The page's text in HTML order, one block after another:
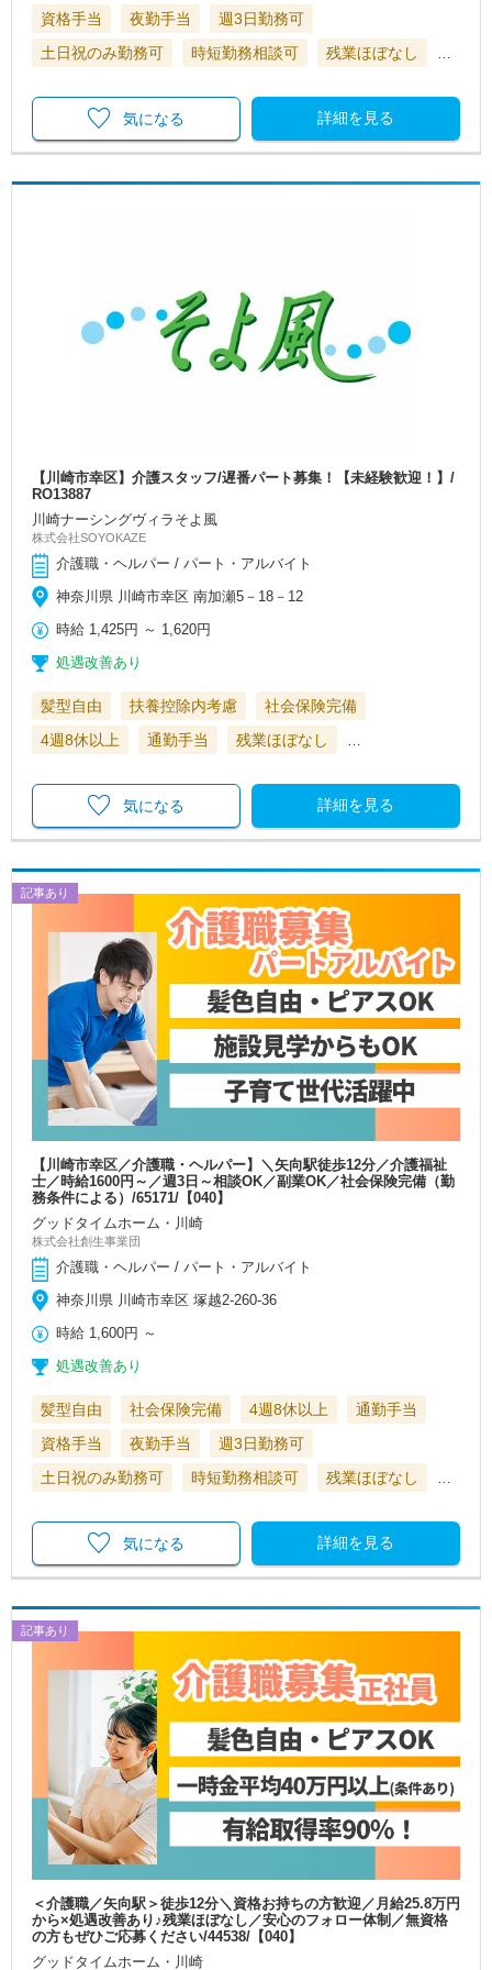
資格手当 夜勤手当
週3日勤務可
土日祝のみ勤務可
時短勤務相談可 残業ほぼなし …
詳細を見る
気になる
【川崎市幸区】介護スタッフ/遅番パート募集！【未経験歓迎！】/
RO13887
川崎ナーシングヴィラそよ風
株式会社SOYOKAZE
介護職・ヘルパー / パート・アルバイト
神奈川県 川崎市幸区 南加瀬5－18－12
時給 1,425円 ～ 1,620円
処遇改善あり
髪型自由 扶養控除内考慮
社会保険完備
4週8休以上
通勤手当 残業ほぼなし …
詳細を見る
気になる
記事あり
【川崎市幸区／介護職・ヘルパー】＼矢向駅徒歩12分／介護福祉
士／時給1600円～／週3日～相談OK／副業OK／社会保険完備（勤
務条件による）/65171/【040】
グッドタイムホーム・川崎
株式会社創生事業団
介護職・ヘルパー / パート・アルバイト
神奈川県 川崎市幸区 塚越2-260-36
時給 1,600円 ～
処遇改善あり
髪型自由 社会保険完備 4週8休以上
通勤手当
資格手当
夜勤手当
週3日勤務可
土日祝のみ勤務可
時短勤務相談可 残業ほぼなし …
詳細を見る
気になる
記事あり
＜介護職／矢向駅＞徒歩12分＼資格お持ちの方歓迎／月給25.8万円
から×処遇改善あり♪残業ほぼなし／安心のフォロー体制／無資格
の方もぜひご応募ください/44538/【040】
グッドタイムホーム・川崎